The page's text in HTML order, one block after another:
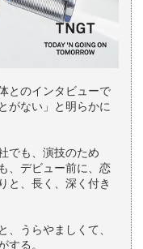
とのインタビューで
がない」と明らかに
でも、演技のため
、デビュー前に、恋
と、長く、深く付き
、うらやましくて、
する。